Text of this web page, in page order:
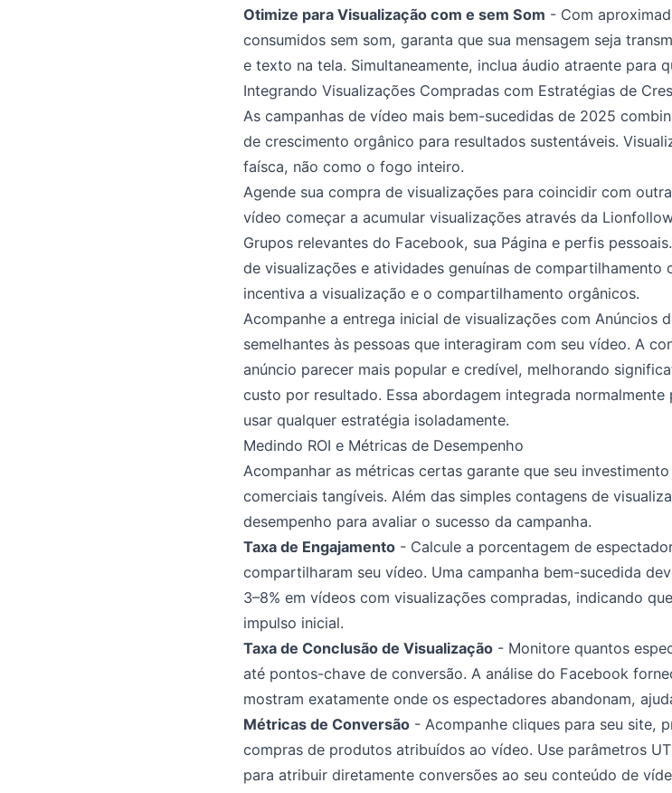
Otimize para Visualização com e sem Som - Com
consumidos sem som, garanta que sua mensagem seja
e texto na tela. Simultaneamente, inclua áudio atraente para
Integrando Visualizações Compradas com Estratégias de
As campanhas de vídeo mais bem-sucedidas de 2025
de crescimento orgânico para resultados sustentáveis.
faísca, não como o fogo inteiro.
Agende sua compra de visualizações para coincidir com
vídeo começar a acumular visualizações através da
Grupos relevantes do Facebook, sua Página e perfis
de visualizações e atividades genuínas de compartilhamento
incentiva a visualização e o compartilhamento orgânicos.
Acompanhe a entrega inicial de visualizações com Anúncios
semelhantes às pessoas que interagiram com seu vídeo. A
anúncio parecer mais popular e credível, melhorando
custo por resultado. Essa abordagem integrada
usar qualquer estratégia isoladamente.
Medindo ROI e Métricas de Desempenho
Acompanhar as métricas certas garante que seu
comerciais tangíveis. Além das simples contagens de
desempenho para avaliar o sucesso da campanha.
Taxa de Engajamento- Calcule a porcentagem de
compartilharam seu vídeo. Uma campanha bem-sucedida
3–8% em vídeos com visualizações compradas, indicando
impulso inicial.
Taxa de Conclusão de Visualização- Monitore quantos
até pontos-chave de conversão. A análise do Facebook
mostram exatamente onde os espectadores abandonam,
Métricas de Conversão- Acompanhe cliques para seu site,
compras de produtos atribuídos ao vídeo. Use parâmetros
para atribuir diretamente conversões ao seu conteúdo de